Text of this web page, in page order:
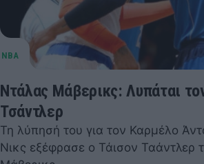
Ντάλας Μάβερικς: Λυπάται
Τσάντλερ
Τη λύπησή του για τον Καρμέλο
Νικς εξέφρασε ο Τάισον Ταάντλερ